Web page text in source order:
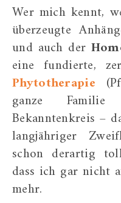
Wer mich kennt, weiß: Ich bin eine ziemlich
überzeugte
und auch der
eine fundierte,
Phytotherapie
ganze
Bekanntenkreis –
langjähriger
schon derartig
dass ich gar nicht
mehr.